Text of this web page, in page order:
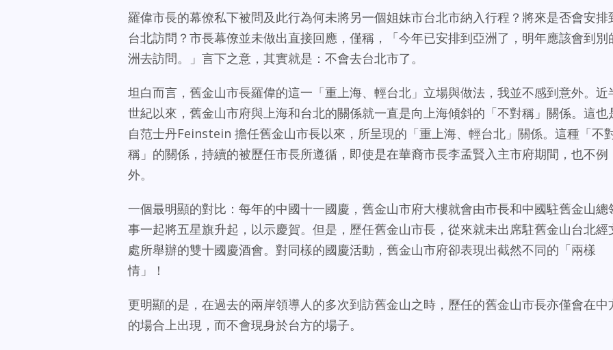
羅偉市長的幕僚私下被問及此行為何未將另一個姐妹市台北市納入行程？將來是否會安排
台北訪問？市長幕僚並未做出直接回應，僅稱，「今年已安排到亞洲了，明年應該會到別
洲去訪問。」言下之意，其實就是：不會去台北市了。
坦白而言，舊金山市長羅偉的這一「重上海、輕台北」立場與做法，我並不感到意外。近
世紀以來，舊金山市府與上海和台北的關係就一直是向上海傾斜的「不對稱」關係。這也
自范士丹Feinstein 擔任舊金山市長以來，所呈現的「重上海、輕台北」關係。這種「不
稱」的關係，持續的被歷任市長所遵循，即使是在華裔市長李孟賢入主市府期間，也不例
外。
一個最明顯的對比：每年的中國十一國慶，舊金山市府大樓就會由市長和中國駐舊金山總
事一起將五星旗升起，以示慶賀。但是，歷任舊金山市長，從來就未出席駐舊金山台北經
處所舉辦的雙十國慶酒會。對同樣的國慶活動，舊金山市府卻表現出截然不同的「兩樣
情」！
更明顯的是，在過去的兩岸領導人的多次到訪舊金山之時，歷任的舊金山市長亦僅會在中
的場合上出現，而不會現身於台方的場子。